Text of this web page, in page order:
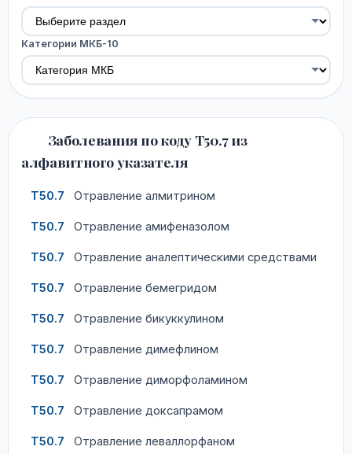
Категории МКБ-10
Заболевания по коду T50.7 из
алфавитного указателя
T50.7 Отравление алмитрином
T50.7 Отравление амифеназолом
T50.7 Отравление аналептическими средствами
T50.7 Отравление бемегридом
T50.7 Отравление бикуккулином
T50.7 Отравление димефлином
T50.7 Отравление диморфоламином
T50.7 Отравление доксапрамом
T50.7 Отравление леваллорфаном